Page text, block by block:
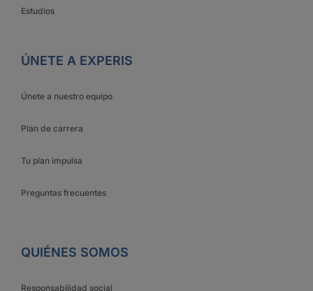
Estudios
ÚNETE A EXPERIS
Únete a nuestro equipo
Plan de carrera
Tu plan impulsa
Preguntas frecuentes
QUIÉNES SOMOS
Responsabilidad social